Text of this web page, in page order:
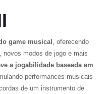
game musical , oferecendo
novos modos de jogo e mais
a jogabilidade baseada em
performances musicais
de um instrumento de